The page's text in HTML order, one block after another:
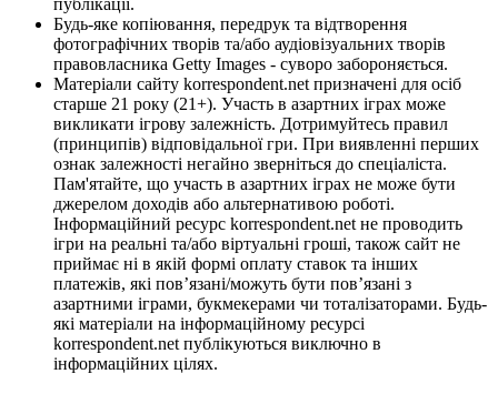
публікації.
Будь-яке копіювання, передрук та відтворення
фотографічних творів та/або аудіовізуальних творів
правовласника Getty Images - суворо забороняється.
Матеріали сайту korrespondent.net призначені для осіб
старше 21 року (21+). Участь в азартних іграх може
викликати ігрову залежність. Дотримуйтесь правил
(принципів) відповідальної гри. При виявленні перших
ознак залежності негайно зверніться до спеціаліста.
Пам'ятайте, що участь в азартних іграх не може бути
джерелом доходів або альтернативою роботі.
Інформаційний ресурс korrespondent.net не проводить
ігри на реальні та/або віртуальні гроші, також сайт не
приймає ні в якій формі оплату ставок та інших
платежів, які пов’язані/можуть бути пов’язані з
азартними іграми, букмекерами чи тоталізаторами. Будь-
які матеріали на інформаційному ресурсі
korrespondent.net публікуються виключно в
інформаційних цілях.